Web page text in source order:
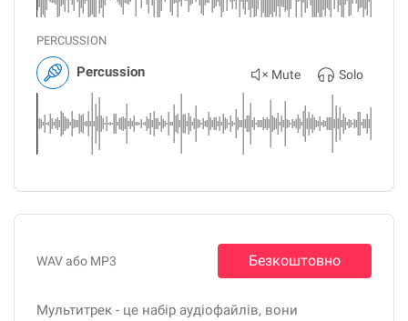
PERCUSSION
Percussion Mute Solo
WAV або MP3 Безкоштовно
Мультитрек - це набір аудіофайлів, вони